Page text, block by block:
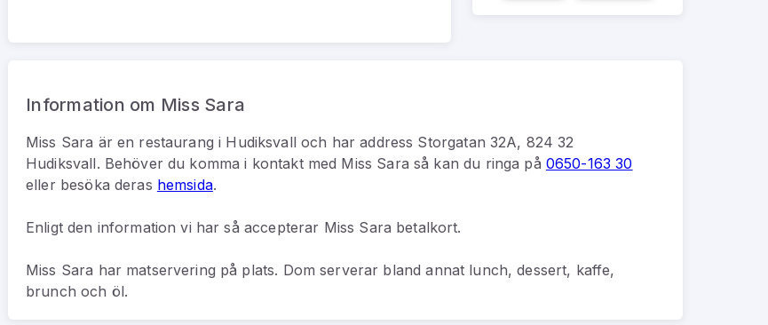
Information om Miss Sara
Miss Sara är en restaurang i Hudiksvall och har address Storgatan 32A, 824 32
Hudiksvall. Behöver du komma i kontakt med Miss Sara så kan du ringa på 0650-163 30
eller besöka deras hemsida.
Enligt den information vi har så accepterar Miss Sara betalkort.
Miss Sara har matservering på plats. Dom serverar bland annat lunch, dessert, kaffe,
brunch och öl.